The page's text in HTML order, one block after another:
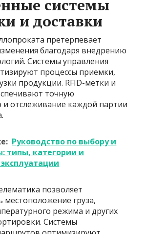
системы
и доставки
претерпевает
благодаря внедрению
Системы управления
процессы приемки,
продукции. RFID-метки и
точную
отслеживание каждой партии
Руководство по выбору и
типы, категории и
позволяет
местоположение груза,
режима и других
Системы